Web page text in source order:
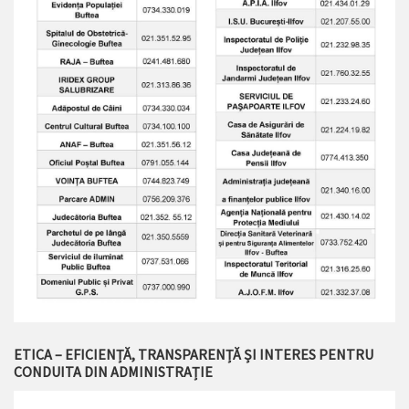
ETICA – EFICIENȚĂ, TRANSPARENȚĂ ȘI INTERES PENTRU
CONDUITA DIN ADMINISTRAȚIE